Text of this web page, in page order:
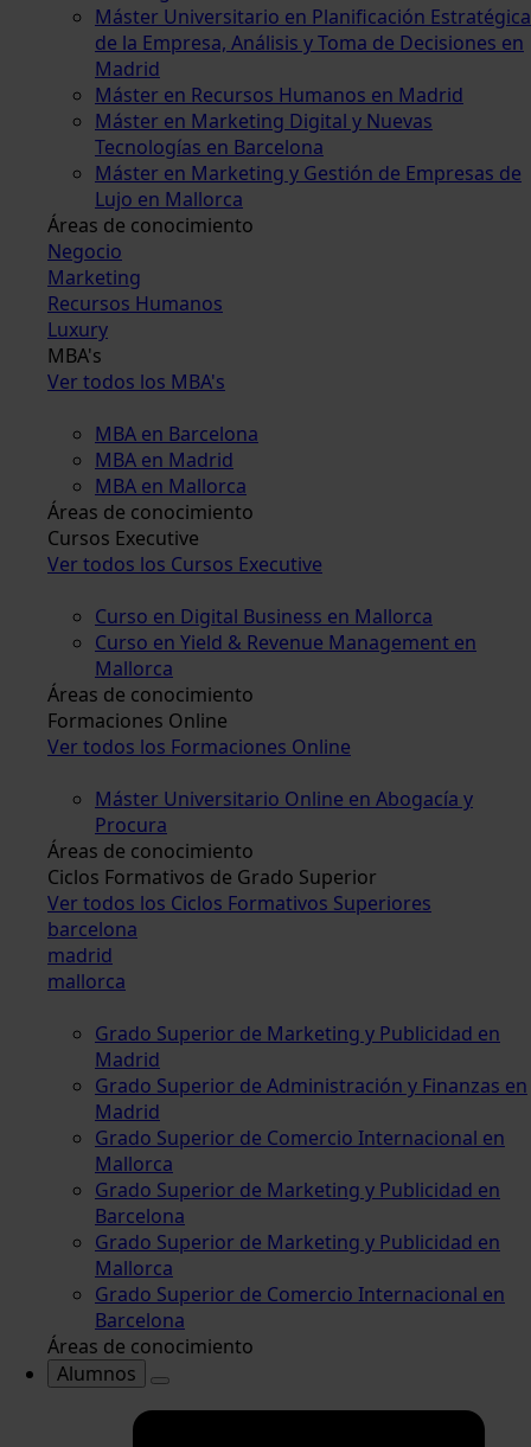
Máster Universitario en Planificación Estratégica
de la Empresa, Análisis y Toma de Decisiones en
Madrid
Máster en Recursos Humanos en Madrid
Máster en Marketing Digital y Nuevas
Tecnologías en Barcelona
Máster en Marketing y Gestión de Empresas de
Lujo en Mallorca
Áreas de conocimiento
Negocio
Marketing
Recursos Humanos
Luxury
MBA's
Ver todos los MBA's
MBA en Barcelona
MBA en Madrid
MBA en Mallorca
Áreas de conocimiento
Cursos Executive
Ver todos los Cursos Executive
Curso en Digital Business en Mallorca
Curso en Yield & Revenue Management en
Mallorca
Áreas de conocimiento
Formaciones Online
Ver todos los Formaciones Online
Máster Universitario Online en Abogacía y
Procura
Áreas de conocimiento
Ciclos Formativos de Grado Superior
Ver todos los Ciclos Formativos Superiores
barcelona
madrid
mallorca
Grado Superior de Marketing y Publicidad en
Madrid
Grado Superior de Administración y Finanzas en
Madrid
Grado Superior de Comercio Internacional en
Mallorca
Grado Superior de Marketing y Publicidad en
Barcelona
Grado Superior de Marketing y Publicidad en
Mallorca
Grado Superior de Comercio Internacional en
Barcelona
Áreas de conocimiento
Alumnos